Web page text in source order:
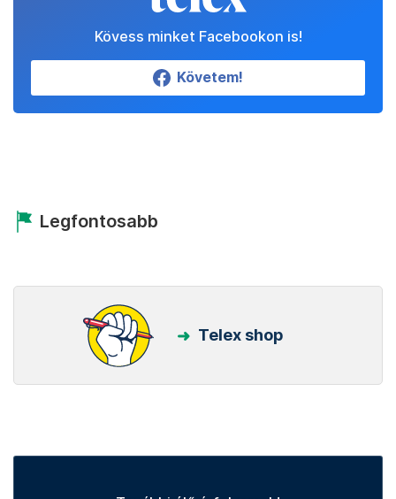
Kövess minket Facebookon is!
Követem!
Legfontosabb
Telex shop